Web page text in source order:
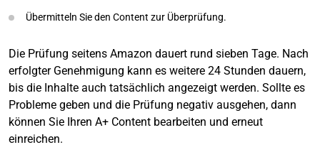
Übermitteln Sie den Content zur Überprüfung.
Die Prüfung seitens Amazon dauert rund sieben Tage. Nach
erfolgter Genehmigung kann es weitere 24 Stunden dauern,
bis die Inhalte auch tatsächlich angezeigt werden. Sollte es
Probleme geben und die Prüfung negativ ausgehen, dann
können Sie Ihren A+ Content bearbeiten und erneut
einreichen.